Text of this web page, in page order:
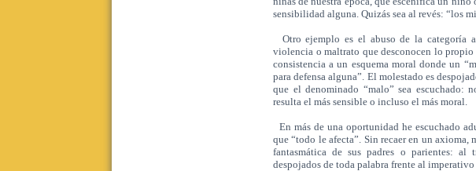
sensibilidad alguna. Quizás sea al revés: “los
Otro ejemplo es el abuso de la categoría
violencia o maltrato que desconocen lo propio
consistencia a un esquema moral donde un
para defensa alguna”. El molestado es
que el denominado “malo” sea
resulta el más sensible o incluso el más moral.
En más de una oportunidad he escuchado
que “todo le afecta”. Sin recaer en un
fantasmática de sus padres o parientes: al
despojados de toda palabra frente al